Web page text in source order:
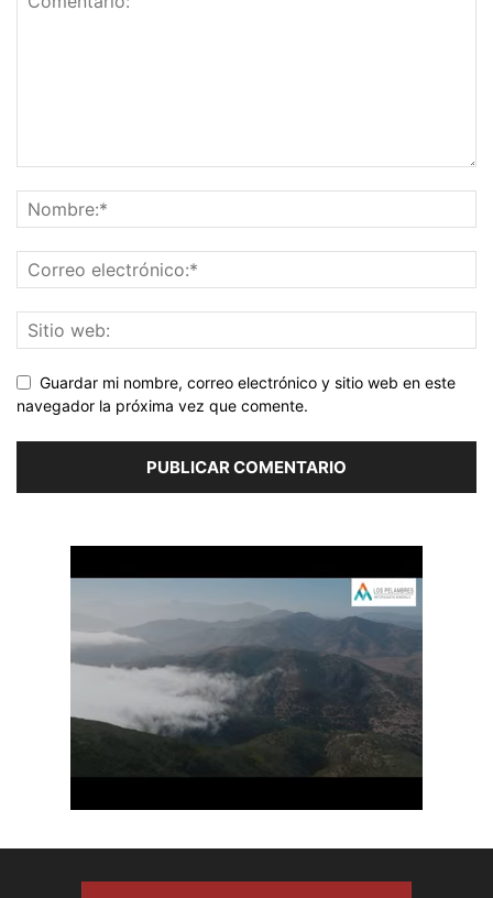
Guardar mi nombre, correo electrónico y sitio web en este
navegador la próxima vez que comente.